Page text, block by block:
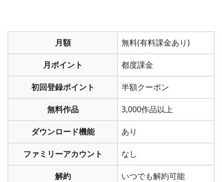
お客様情報を入力する
名前や生年月日、メールアドレス、パスワードなどを入力す
クレジットカードもしくは楽天payを設定して申し
込めば登録は完了
をクリックし、「次へ」をクリックし、同意して
解約します
解約完了です
月額 無料(有料課金あり)
月ポイント 都度課金
初回登録ポイント 半額クーポン
無料作品 3,000作品以上
ダウンロード機能 あり
ファミリーアカウント なし
解約 いつでも解約可能